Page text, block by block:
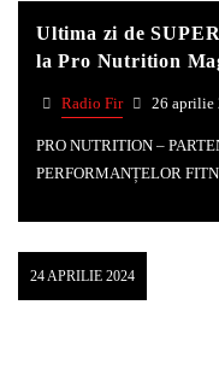
Ultima zi de
la Pro Nutrition
Radio Fir 26 aprilie
PRO NUTRITION –
PERFORMANȚELOR
24 APRILIE 2024